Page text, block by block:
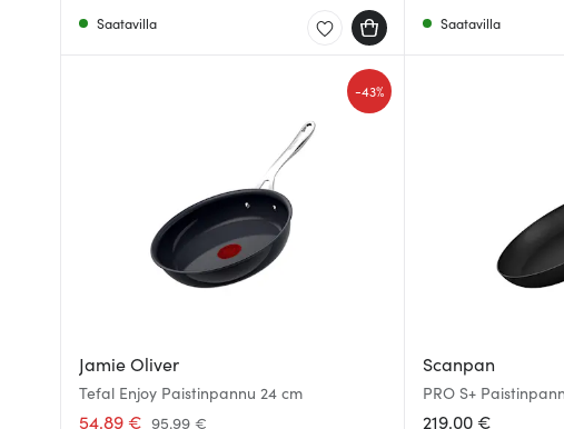
Saatavilla Saatavilla
Jamie Oliver
Tefal Enjoy Paistinpannu 24 cm
54.89 € 95.99 €
-43%
Scanpan
PRO S+
219.00 €